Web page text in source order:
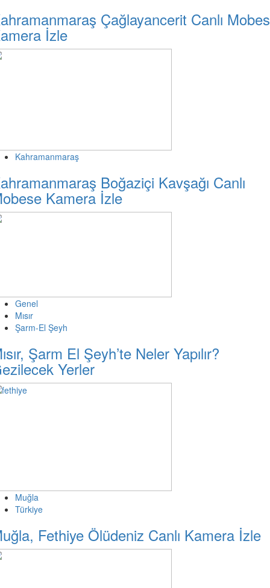
Çağlayancerit Canlı
İzle
Kahramanmaraş
Boğaziçi Kavşağı Canlı
Kamera İzle
Genel
Mısır
Şarm-El Şeyh
Şarm El Şeyh’te Neler Yapılır?
Yerler
Muğla
Türkiye
Fethiye Ölüdeniz Canlı Kamera İzle